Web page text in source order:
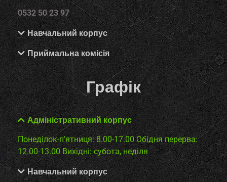
0532 50 23 97
Навчальний корпус
Приймальна комісія
Графік
Адміністративний корпус
Понеділок-п’ятниця: 8.00-17.00 Обідня перерва:
12.00-13.00 Вихідні: субота, неділя
Навчальний корпус